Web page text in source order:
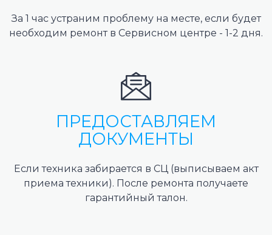
За 1 час устраним проблему на месте, если будет
необходим ремонт в Сервисном центре - 1-2 дня.
ПРЕДОСТАВЛЯЕМ
ДОКУМЕНТЫ
Если техника забирается в СЦ (выписываем акт
приема техники). После ремонта получаете
гарантийный талон.